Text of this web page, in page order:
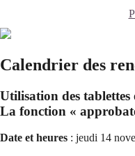
Calendrier des
Utilisation des tablettes
La fonction «
Date et heures : jeudi 14